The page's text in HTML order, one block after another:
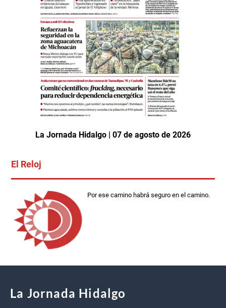
La Jornada Hidalgo | 07 de agosto de 2026
El Reloj
Por ese camino habrá seguro en el camino.
La Jornada Hidalgo